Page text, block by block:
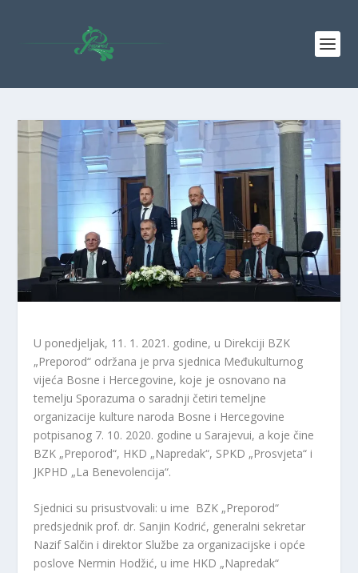
U ponedjeljak, 11. 1. 2021. godine, u Direkciji BZK
„Preporod“ održana je prva sjednica Međukulturnog
vijeća Bosne i Hercegovine, koje je osnovano na
temelju Sporazuma o saradnji četiri temeljne
organizacije kulture naroda Bosne i Hercegovine
potpisanog 7. 10. 2020. godine u Sarajevui, a koje čine
BZK „Preporod“, HKD „Napredak“, SPKD „Prosvjeta“ i
JKPHD „La Benevolencija“.
Sjednici su prisustvovali: u ime BZK „Preporod“
predsjednik prof. dr. Sanjin Kodrić, generalni sekretar
Nazif Salčin i direktor Službe za organizacijske i opće
poslove Nermin Hodžić, u ime HKD „Napredak“